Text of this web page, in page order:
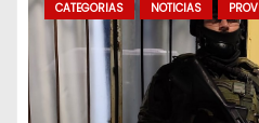
CATEGORIAS NOTICIAS